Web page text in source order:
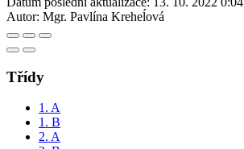
Autor: Mgr. Pavlína Kreheĺová
Třídy
1. A
1. B
2. A